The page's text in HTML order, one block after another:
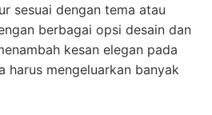
sesuai dengan tema atau
berbagai opsi desain dan
kesan elegan pada
harus mengeluarkan banyak